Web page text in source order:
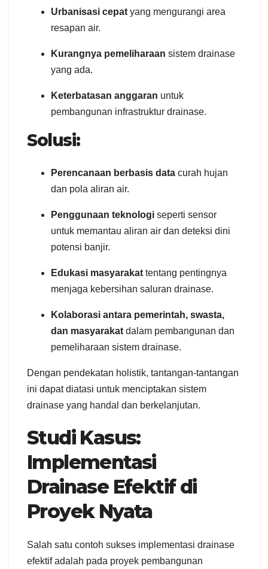
Urbanisasi cepat yang mengurangi area
resapan air.
Kurangnya pemeliharaan sistem drainase
yang ada.
Keterbatasan anggaran untuk
pembangunan infrastruktur drainase.
Solusi:
Perencanaan berbasis data curah hujan
dan pola aliran air.
Penggunaan teknologi seperti sensor
untuk memantau aliran air dan deteksi dini
potensi banjir.
Edukasi masyarakat tentang pentingnya
menjaga kebersihan saluran drainase.
Kolaborasi antara pemerintah, swasta,
dan masyarakat dalam pembangunan dan
pemeliharaan sistem drainase.
Dengan pendekatan holistik, tantangan-tantangan
ini dapat diatasi untuk menciptakan sistem
drainase yang handal dan berkelanjutan.
Studi Kasus:
Implementasi
Drainase Efektif di
Proyek Nyata
Salah satu contoh sukses implementasi drainase
efektif adalah pada proyek pembangunan